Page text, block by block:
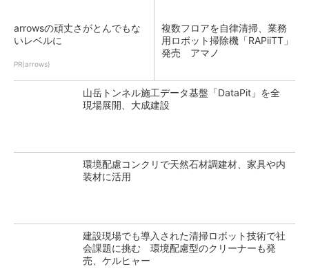
arrowsの頑丈さがとんでもな
いレベルに
PR(arrows)
複数フロアを自律清掃、業務
用ロボット掃除機「RAPiiTT」
発売 アマノ
山岳トンネル施工データ基盤「DataPit」を全
現場展開、大成建設
環境配慮コンクリで天然石材調建材、家具や内
装材に活用
建設現場でも導入された清掃ロボット技術で社
会課題に挑む 環境配慮型のクリーナーも発
売、ケルヒャー